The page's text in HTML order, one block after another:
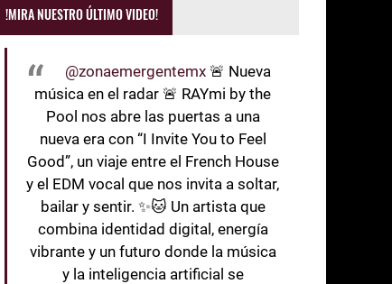
!MIRA NUESTRO ÚLTIMO VIDEO!
@zonaemergentemx 🚨 Nueva
música en el radar 🚨 RAYmi by the
Pool nos abre las puertas a una
nueva era con “I Invite You to Feel
Good”, un viaje entre el French House
y el EDM vocal que nos invita a soltar,
bailar y sentir. ✨🐱 Un artista que
combina identidad digital, energía
vibrante y un futuro donde la música
y la inteligencia artificial se